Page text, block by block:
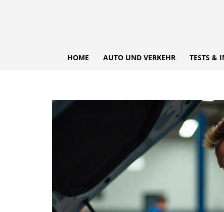
HOME AUTO UND VERKEHR TESTS &